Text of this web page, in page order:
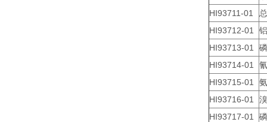
HI93711-01
HI93712-01
HI93713-01
HI93714-01
HI93715-01
HI93716-01
HI93717-01